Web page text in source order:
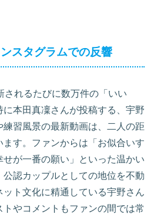
スタグラムでの反響
されるたびに数万件の「いい
本田真凜さんが投稿する、宇野
習風景の最新動画は、二人の距
す。ファンからは「お似合いす
が一番の願い」といった温かい
認カップルとしての地位を不動
ト文化に精通している宇野さん
やコメントもファンの間では常